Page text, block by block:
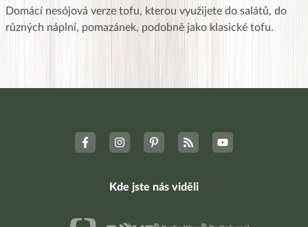
Domácí nesójová verze tofu, kterou využijete do salátů, do
různých náplní, pomazánek, podobně jako klasické tofu.
Kde jste nás viděli